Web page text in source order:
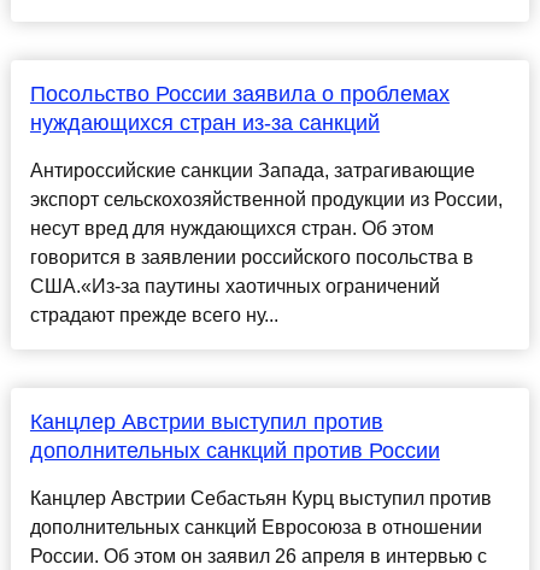
Посольство России заявила о проблемах
нуждающихся стран из-за санкций
Антироссийские санкции Запада, затрагивающие
экспорт сельскохозяйственной продукции из России,
несут вред для нуждающихся стран. Об этом
говорится в заявлении российского посольства в
США.«Из-за паутины хаотичных ограничений
страдают прежде всего ну...
Канцлер Австрии выступил против
дополнительных санкций против России
Канцлер Австрии Себастьян Курц выступил против
дополнительных санкций Евросоюза в отношении
России. Об этом он заявил 26 апреля в интервью с